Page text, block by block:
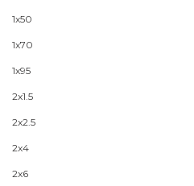
1x50
1x70
1x95
2x1.5
2x2.5
2x4
2x6